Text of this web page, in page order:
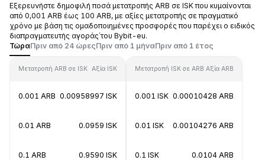
Εξερευνήστε δημοφιλή ποσά μετατροπής ARB σε ISK που κυμαίνονται
από 0,001 ARB έως 100 ARB, με αξίες μετατροπής σε πραγματικό
χρόνο με βάση τις ομαδοποιημένες προσφορές που παρέχει ο ειδικός
διαπραγματευτής αγοράς΄του Bybit-eu.
ΤώραΠριν από 24 ώρεςΠριν από 1 μήναΠριν από 1 έτος
Μετατροπή ARB σε ISK Αξία ISK
0.001 ARB 0.00958997 ISK
0.01 ARB 0.0959 ISK
0.1 ARB 0.9590 ISK
Μετατροπή ISK σε ARB Αξία ARB
0.001 ISK 0.00010428 ARB
0.01 ISK 0.00104276 ARB
0.1 ISK 0.0104 ARB